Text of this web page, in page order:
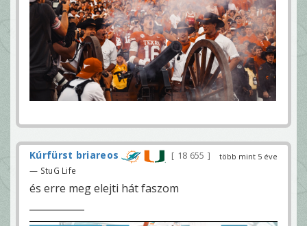
több mint 5 éve
Kúrfürst briareos 18 655
— StuG Life
és erre meg elejti hát faszom